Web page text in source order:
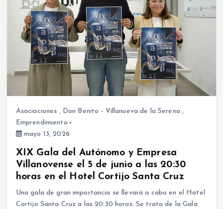
Asociaciones , Don Benito - Villanueva de la Serena ,
Emprendimiento
mayo 13, 2026
XIX Gala del Autónomo y Empresa
Villanovense el 5 de junio a las 20:30
horas en el Hotel Cortijo Santa Cruz
Una gala de gran importancia se llevará a cabo en el Hotel
Cortijo Santa Cruz a las 20:30 horas. Se trata de la Gala